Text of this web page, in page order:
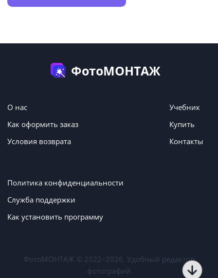
ФотоМОНТАЖ
О нас
Как оформить заказ
Условия возврата
Учебник
Купить
Контакты
Политика конфиденциальности
Служба поддержки
Как установить программу
ФотоМОНТАЖ © 2022–2026. Удобный редактор
фотографий